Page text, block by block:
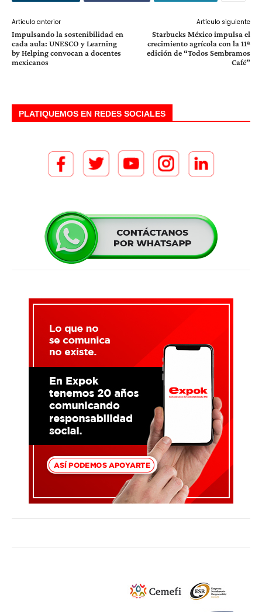
Artículo anterior
Impulsando la sostenibilidad en
cada aula: UNESCO y Learning
by Helping convocan a docentes
mexicanos
Artículo siguiente
Starbucks México impulsa el
crecimiento agrícola con la 11ª
edición de “Todos Sembramos
Café”
PLATIQUEMOS EN REDES SOCIALES